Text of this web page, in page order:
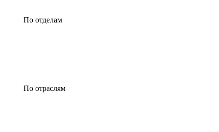
По отделам
По отраслям